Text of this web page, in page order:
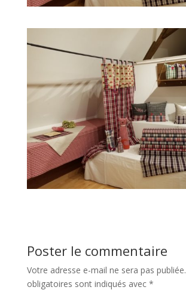
Poster le commentaire
Votre adresse e-mail ne sera pas publiée.
obligatoires sont indiqués avec *